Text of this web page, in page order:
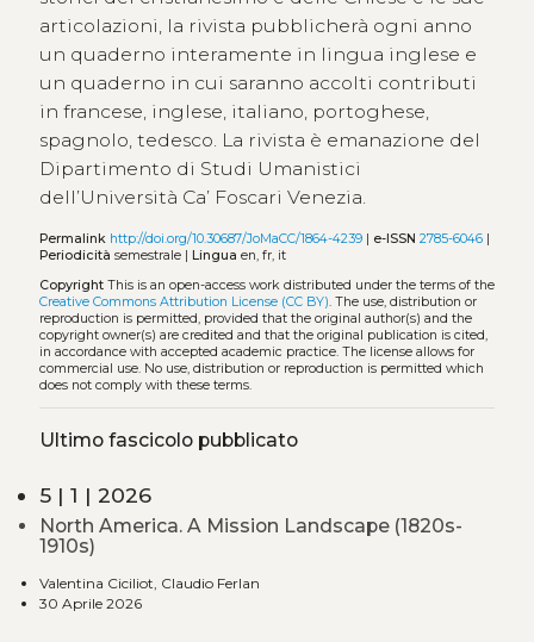
articolazioni, la rivista pubblicherà ogni anno
un quaderno interamente in lingua inglese e
un quaderno in cui saranno accolti contributi
in francese, inglese, italiano, portoghese,
spagnolo, tedesco. La rivista è emanazione del
Dipartimento di Studi Umanistici
dell’Università Ca’ Foscari Venezia.
Permalink http://doi.org/10.30687/JoMaCC/1864-4239| e-ISSN 2785-6046|
Periodicità semestrale | Lingua en, fr, it
CopyrightThis is an open-access work distributed under the terms of the
Creative Commons Attribution License (CC BY). The use, distribution or
reproduction is permitted, provided that the original author(s) and the
copyright owner(s) are credited and that the original publication is cited,
in accordance with accepted academic practice. The license allows for
commercial use. No use, distribution or reproduction is permitted which
does not comply with these terms.
Ultimo fascicolo pubblicato
5 | 1 | 2026
North America. A Mission Landscape (1820s-
1910s)
Valentina Ciciliot, Claudio Ferlan
30 Aprile 2026